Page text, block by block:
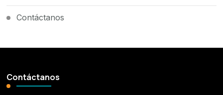
Contáctanos
Contáctanos